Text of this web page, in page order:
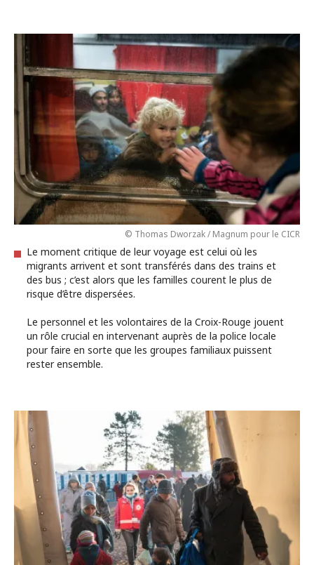
© Thomas Dworzak / Magnum pour le CICR
Le moment critique de leur voyage est celui où les
migrants arrivent et sont transférés dans des trains et
des bus ; c’est alors que les familles courent le plus de
risque d’être dispersées.
Le personnel et les volontaires de la Croix-Rouge jouent
un rôle crucial en intervenant auprès de la police locale
pour faire en sorte que les groupes familiaux puissent
rester ensemble.